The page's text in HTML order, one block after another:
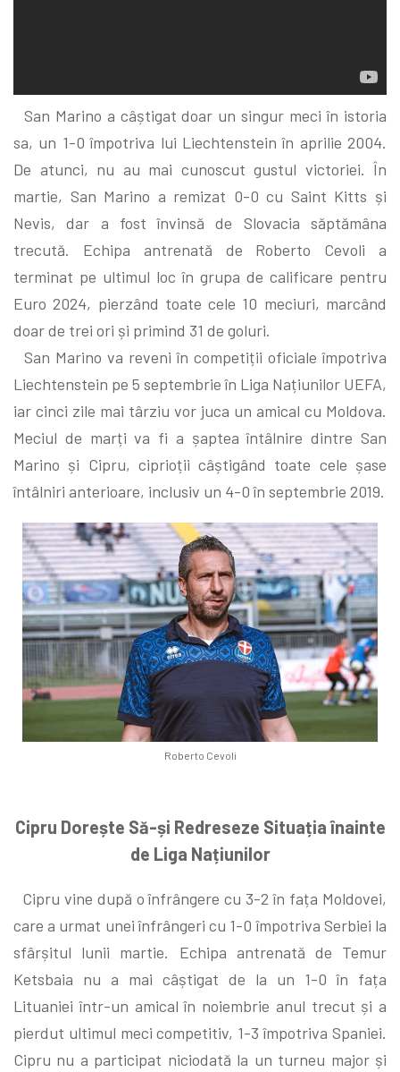
San Marino a câștigat doar un singur meci în istoria
sa, un 1-0 împotriva lui Liechtenstein în aprilie 2004.
De atunci, nu au mai cunoscut gustul victoriei. În
martie, San Marino a remizat 0-0 cu Saint Kitts și
Nevis, dar a fost învinsă de Slovacia săptămâna
trecută. Echipa antrenată de Roberto Cevoli a
terminat pe ultimul loc în grupa de calificare pentru
Euro 2024, pierzând toate cele 10 meciuri, marcând
doar de trei ori și primind 31 de goluri.
San Marino va reveni în competiții oficiale împotriva
Liechtenstein pe 5 septembrie în Liga Națiunilor UEFA,
iar cinci zile mai târziu vor juca un amical cu Moldova.
Meciul de marți va fi a șaptea întâlnire dintre San
Marino și Cipru, ciprioții câștigând toate cele șase
întâlniri anterioare, inclusiv un 4-0 în septembrie 2019.
Roberto Cevoli
Cipru Dorește Să-și Redreseze Situația înainte
de Liga Națiunilor
Cipru vine după o înfrângere cu 3-2 în fața Moldovei,
care a urmat unei înfrângeri cu 1-0 împotriva Serbiei la
sfârșitul lunii martie. Echipa antrenată de Temur
Ketsbaia nu a mai câștigat de la un 1-0 în fața
Lituaniei într-un amical în noiembrie anul trecut și a
pierdut ultimul meci competitiv, 1-3 împotriva Spaniei.
Cipru nu a participat niciodată la un turneu major și